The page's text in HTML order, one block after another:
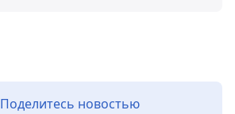
Поделитесь новостью